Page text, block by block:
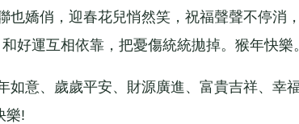
嬌俏，迎春花兒悄然笑，祝福聲聲不停消
好運互相依靠，把憂傷統統拋掉。猴年快樂。
意、歲歲平安、財源廣進、富貴吉祥、幸
樂!